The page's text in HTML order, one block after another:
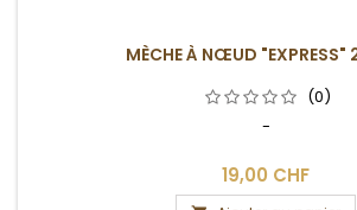
MÈCHE À NŒUD "EXPRESS"
(0)
-
19,00 CHF